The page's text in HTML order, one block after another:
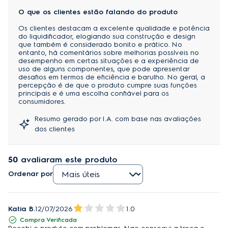
O produto funciona em cinco velocidades e vem
com 4 receitas predefinidas para maior precisão no
preparo de bolos, massas, sucos e vitaminas. É
equipado com uma jarra de plástico
ultrarresistente, livre de Bisfenol A, com design
ergonômico e uma generosa capacidade total de
2,7 litros.
Tecnologia TriForce:
para suas receitas.
Tritura gelo 2x mais rápido:
Maior agilidade e eficiência ao triturar gelo para
sucos e outros preparos.
O que os clientes estão falando do produto
Os clientes destacam a excelente qualidade e potência
do liquidificador, elogiando sua construção e design
que também é considerado bonito e prático. No
entanto, há comentários sobre melhorias possíveis no
desempenho em certas situações e a experiência de
uso de alguns componentes, que pode apresentar
desafios em termos de eficiência e barulho. No geral, a
percepção é de que o produto cumpre suas funções
principais e é uma escolha confiável para os
consumidores.
Resumo gerado por I.A. com base nas avaliações
dos clientes
50 avaliaram este produto
Ordenar por
Katia B.12/07/2026 1.0
Compra Verificada